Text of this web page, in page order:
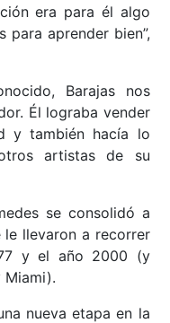
era para él algo
para aprender bien”,
Barajas nos
Él lograba vender
y también hacía lo
artistas de su
se consolidó a
llevaron a recorrer
y el año 2000 (y
Miami).
nueva etapa en la